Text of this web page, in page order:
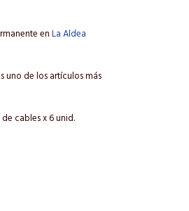
enLa Aldea
uno de los artículos más
cables x 6 unid.